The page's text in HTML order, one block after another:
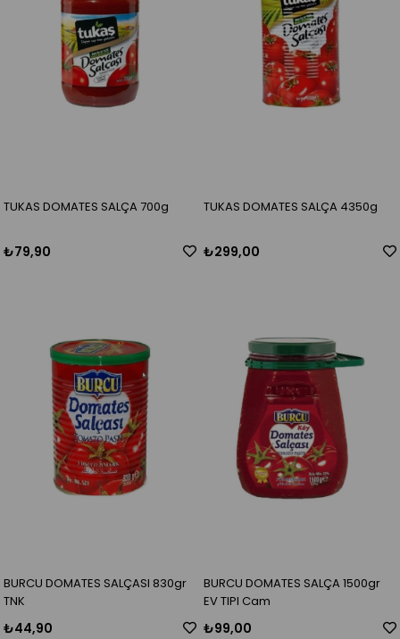
TUKAS DOMATES SALÇA 700g
₺79,90
TUKAS DOMATES SALÇA 4350g
₺299,00
BURCU DOMATES SALÇASI 830gr
TNK
₺44,90
BURCU DOMATES SALÇA 1500gr
EV TIPI Cam
₺99,00